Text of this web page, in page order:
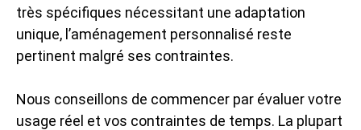
très spécifiques nécessitant une adaptation
unique, l’aménagement personnalisé reste
pertinent malgré ses contraintes.
Nous conseillons de commencer par évaluer votre
usage réel et vos contraintes de temps. La plupart